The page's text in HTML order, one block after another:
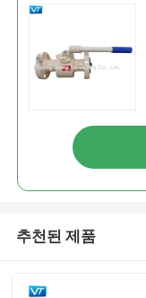
추천된 제품